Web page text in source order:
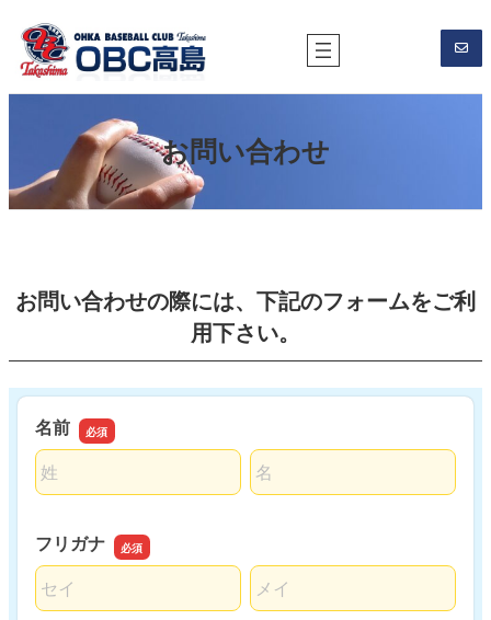
を
ス
お問い合わせ
お問い合わせの際には、下記のフォームをご利
用下さい。